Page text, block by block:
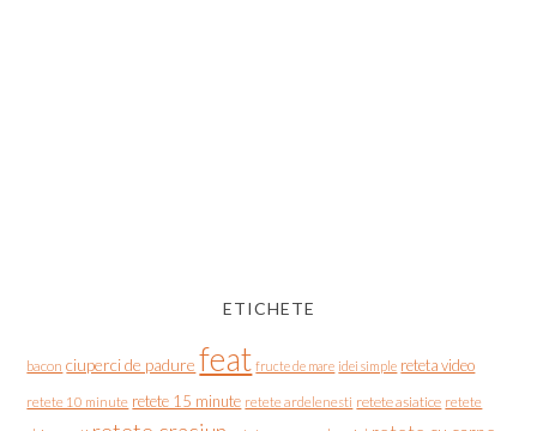
ETICHETE
bacon ciuperci de padure feat fructe de mare idei simple reteta video
retete 10 minute retete 15 minute retete ardelenesti retete asiatice retete